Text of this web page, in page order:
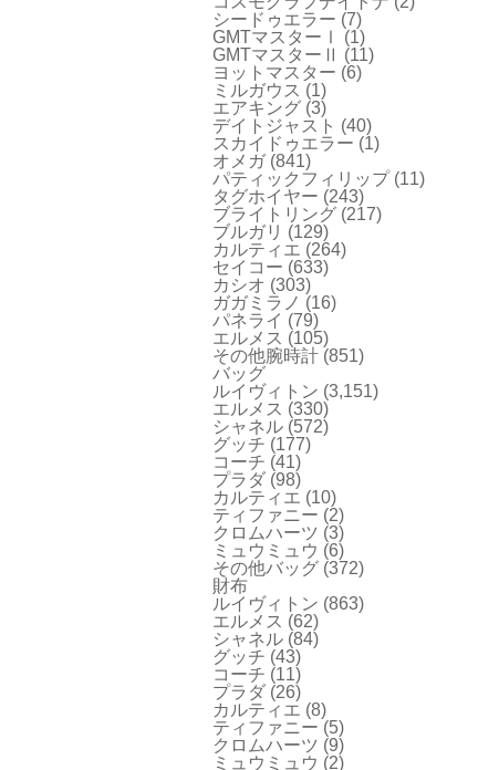
シードゥエラー (7)
GMTマスターⅠ
(1)
GMTマスターⅡ (11)
ヨットマスター (6)
ミルガウス (1)
エアキング (3)
デイトジャスト (40)
スカイドゥエラー (1)
オメガ(841)
パティックフィリップ(11)
タグホイヤー (243)
ブライトリング (217)
ブルガリ (129)
カルティエ (264)
セイコー (633)
カシオ (303)
ガガミラノ (16)
パネライ (79)
エルメス (105)
その他腕時計 (851)
バッグ
ルイヴィトン (3,151)
エルメス (330)
シャネル (572)
グッチ (177)
コーチ (41)
プラダ (98)
カルティエ (10)
ティファニー (2)
クロムハーツ (3)
ミュウミュウ (6)
その他バッグ (372)
財布
ルイヴィトン (863)
エルメス (62)
シャネル (84)
グッチ (43)
コーチ (11)
プラダ (26)
カルティエ (8)
ティファニー (5)
クロムハーツ (9)
ミュウミュウ (2)